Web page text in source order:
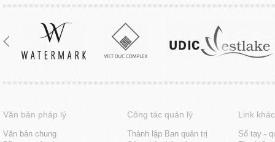
Văn bản pháp lý
Văn bản chung
Công tác quản lý
Thành lập Ban quản trị
Link khác
Sổ tay -